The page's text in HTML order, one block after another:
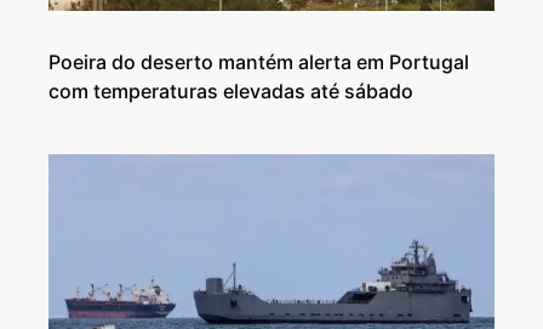
Poeira do deserto mantém alerta em Portugal
com temperaturas elevadas até sábado